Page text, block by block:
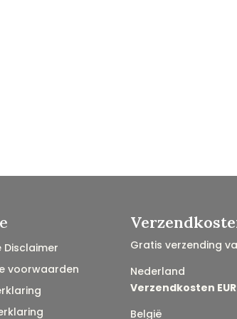
Disclaimer
voorwaarden
Gratis verzending
Nederland
Verzendkosten
België